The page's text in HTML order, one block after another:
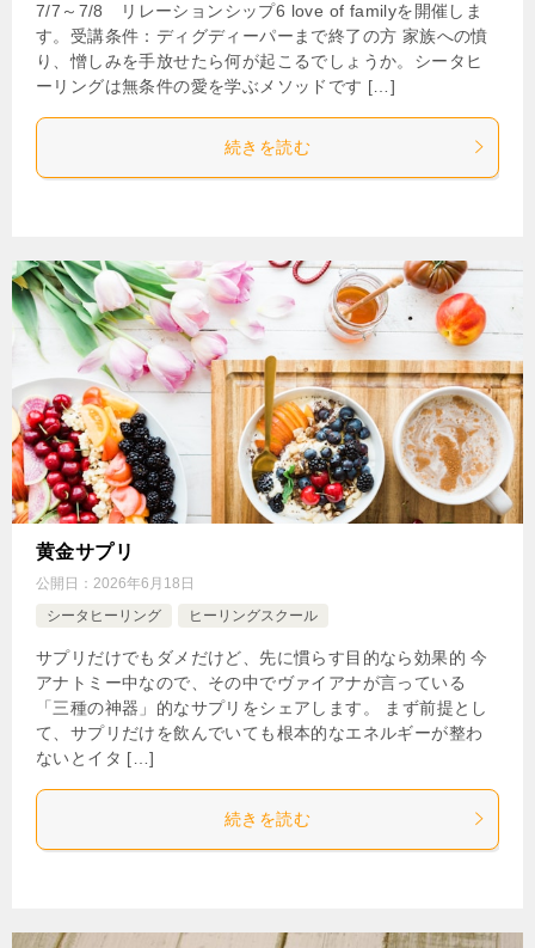
7/7～7/8 リレーションシップ6 love of familyを開催しま
す。受講条件：ディグディーパーまで終了の方 家族への憤
り、憎しみを手放せたら何が起こるでしょうか。シータヒ
ーリングは無条件の愛を学ぶメソッドです […]
続きを読む
黄金サプリ
公開日： 2026年6月18日
シータヒーリング
ヒーリングスクール
サプリだけでもダメだけど、先に慣らす目的なら効果的 今
アナトミー中なので、その中でヴァイアナが言っている
「三種の神器」的なサプリをシェアします。 まず前提とし
て、サプリだけを飲んでいても根本的なエネルギーが整わ
ないとイタ […]
続きを読む